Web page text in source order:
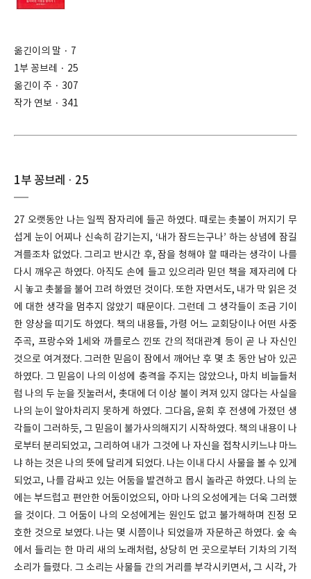
옮긴이의 말 · 7
1부 꽁브레 · 25
옮긴이 주 · 307
작가 연보 · 341
1부 꽁브레 · 25
27 오랫동안 나는 일찍 잠자리에 들곤 하였다. 때로는 촛불이 꺼지기 무
섭게 눈이 어찌나 신속히 감기는지, ‘내가 잠드는구나’ 하는 상념에 잠길
겨를조차 없었다. 그리고 반시간 후, 잠을 청해야 할 때라는 생각이 나를
다시 깨우곤 하였다. 아직도 손에 들고 있으리라 믿던 책을 제자리에 다
시 놓고 촛불을 불어 끄려 하였던 것이다. 또한 자면서도, 내가 막 읽은 것
에 대한 생각을 멈추지 않았기 때문이다. 그런데 그 생각들이 조금 기이
한 양상을 띠기도 하였다. 책의 내용들, 가령 어느 교회당이나 어떤 사중
주곡, 프랑수와 1세와 까를로스 낀또 간의 적대관계 등이 곧 나 자신인
것으로 여겨졌다. 그러한 믿음이 잠에서 깨어난 후 몇 초 동안 남아 있곤
하였다. 그 믿음이 나의 이성에 충격을 주지는 않았으나, 마치 비늘들처
럼 나의 두 눈을 짓눌러서, 촛대에 더 이상 불이 켜져 있지 않다는 사실을
나의 눈이 알아차리지 못하게 하였다. 그다음, 윤회 후 전생에 가졌던 생
각들이 그러하듯, 그 믿음이 불가사의해지기 시작하였다. 책의 내용이 나
로부터 분리되었고, 그리하여 내가 그것에 나 자신을 접착시키느냐 마느
냐 하는 것은 나의 뜻에 달리게 되었다. 나는 이내 다시 사물을 볼 수 있게
되었고, 나를 감싸고 있는 어둠을 발견하고 몹시 놀라곤 하였다. 나의 눈
에는 부드럽고 편안한 어둠이었으되, 아마 나의 오성에게는 더욱 그러했
을 것이다. 그 어둠이 나의 오성에게는 원인도 없고 불가해하며 진정 모
호한 것으로 보였다. 나는 몇 시쯤이나 되었을까 자문하곤 하였다. 숲 속
에서 들리는 한 마리 새의 노래처럼, 상당히 먼 곳으로부터 기차의 기적
소리가 들렸다. 그 소리는 사물들 간의 거리를 부각시키면서, 그 시각, 가